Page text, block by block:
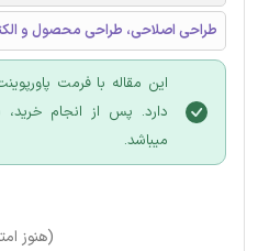
طراحی اصلاحی، طراحی محصول و
این مقاله با فرمت
دارد. پس از انجام خرید،
میباشد.
(هنوز